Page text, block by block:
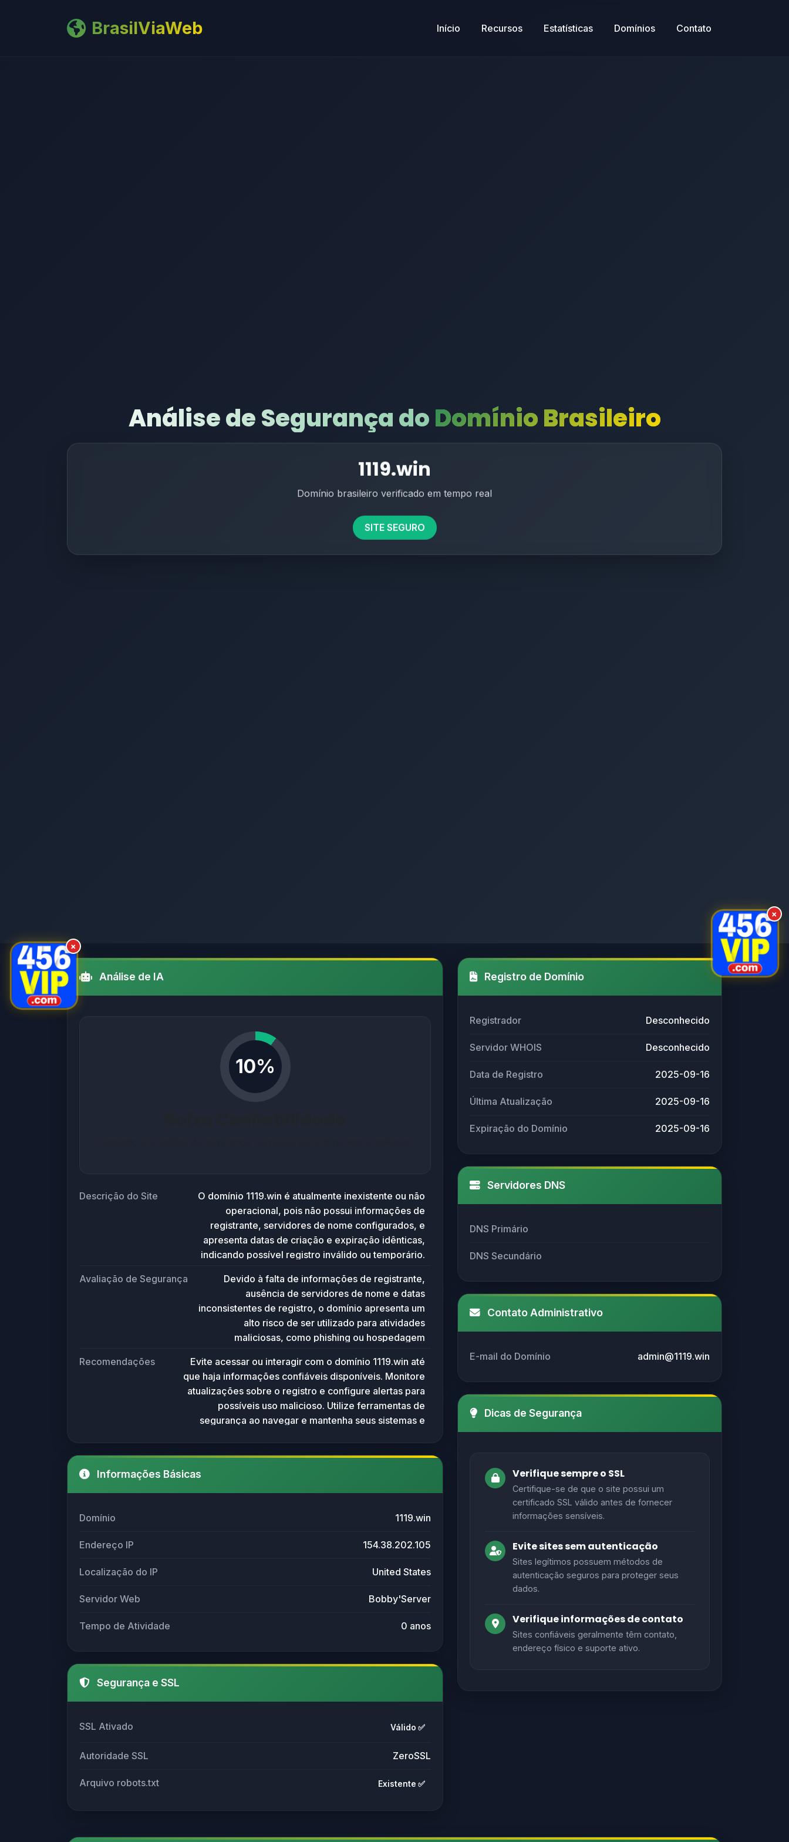
BrasilViaWeb Início Recursos Estatísticas Domínios Contato
Análise de Segurança doDomínio Brasileiro
1119.win
Domínio brasileiro verificado em tempo real
SITE SEGURO
Análise de IA
10%
Descrição do Site
O domínio 1119.win é atualmente inexistente ou não
operacional, pois não possui informações de
registrante, servidores de nome configurados, e
apresenta datas de criação e expiração idênticas,
indicando possível registro inválido ou temporário.
propósito do site ou seus serviços.
Avaliação de Segurança
Devido à falta de informações de registrante,
ausência de servidores de nome e datas
inconsistentes de registro, o domínio apresenta um
alto risco de ser utilizado para atividades
maliciosas, como phishing ou hospedagem
cautela ao acessar ou interagir com este domínio.
Evite fornecer dados pessoais ou instalar qualquer
conteúdo associado.
Recomendações
Evite acessar ou interagir com o domínio 1119.win até
que haja informações confiáveis disponíveis. Monitore
atualizações sobre o registro e configure alertas para
possíveis uso malicioso. Utilize ferramentas de
segurança ao navegar e mantenha seus sistemas e
Informações Básicas
Domínio 1119.win
Endereço IP 154.38.202.105
Localização do IP United States
Servidor Web Bobby'Server
Tempo de Atividade 0 anos
Segurança e SSL
SSL Ativado Válido ✅
Autoridade SSL ZeroSSL
Arquivo robots.txt Existente ✅
Registro de Domínio
Registrador Desconhecido
Servidor WHOIS Desconhecido
Data de Registro 2025-09-16
Última Atualização 2025-09-16
Expiração do Domínio 2025-09-16
Servidores DNS
DNS Primário
DNS Secundário
Contato Administrativo
E-mail do Domínio admin@1119.win
Dicas de Segurança
Verifique sempre o SSL
Certifique-se de que o site possui um
certificado SSL válido antes de fornecer
informações sensíveis.
Evite sites sem autenticação
Sites legítimos possuem métodos de
autenticação seguros para proteger seus
dados.
Verifique informações de contato
Sites confiáveis geralmente têm contato,
endereço físico e suporte ativo.
×
×